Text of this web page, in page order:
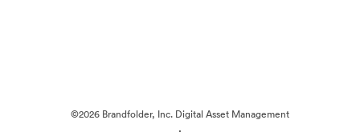
©2026 Brandfolder, Inc. Digital Asset Management
·